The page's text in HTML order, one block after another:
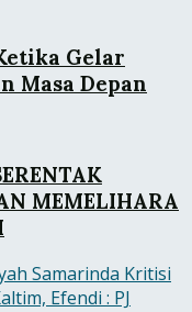
Gelar
Masa Depan
MEMELIHARA